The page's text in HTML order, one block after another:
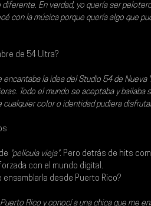
En verdad, yo quería ser
con la música porque quería algo que
de 54 Ultra?
la idea del Studio 54 de Nueva
Todo el mundo se aceptaba y bailaba
color o identidad pudiera
"película vieja". Pero detrás de hits
con el mundo digital.
ensamblarla desde Puerto Rico?
Rico y conocí a una chica que me